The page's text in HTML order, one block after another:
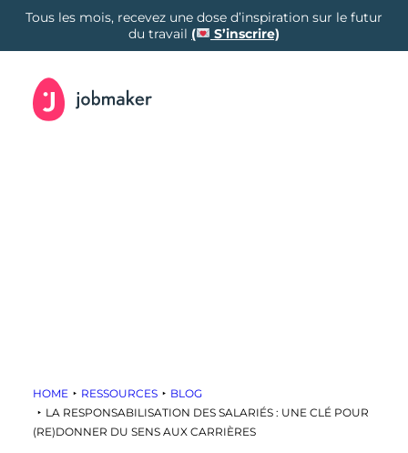
Tous les mois, recevez une dose d’inspiration sur le futur
du travail ( S’inscrire)
Cas clients
Ils racontent Jobmaker
HOME RESSOURCES
BLOG
LA RESPONSABILISATION DES SALARIÉS : UNE CLÉ POUR
(RE)DONNER DU SENS AUX CARRIÈRES